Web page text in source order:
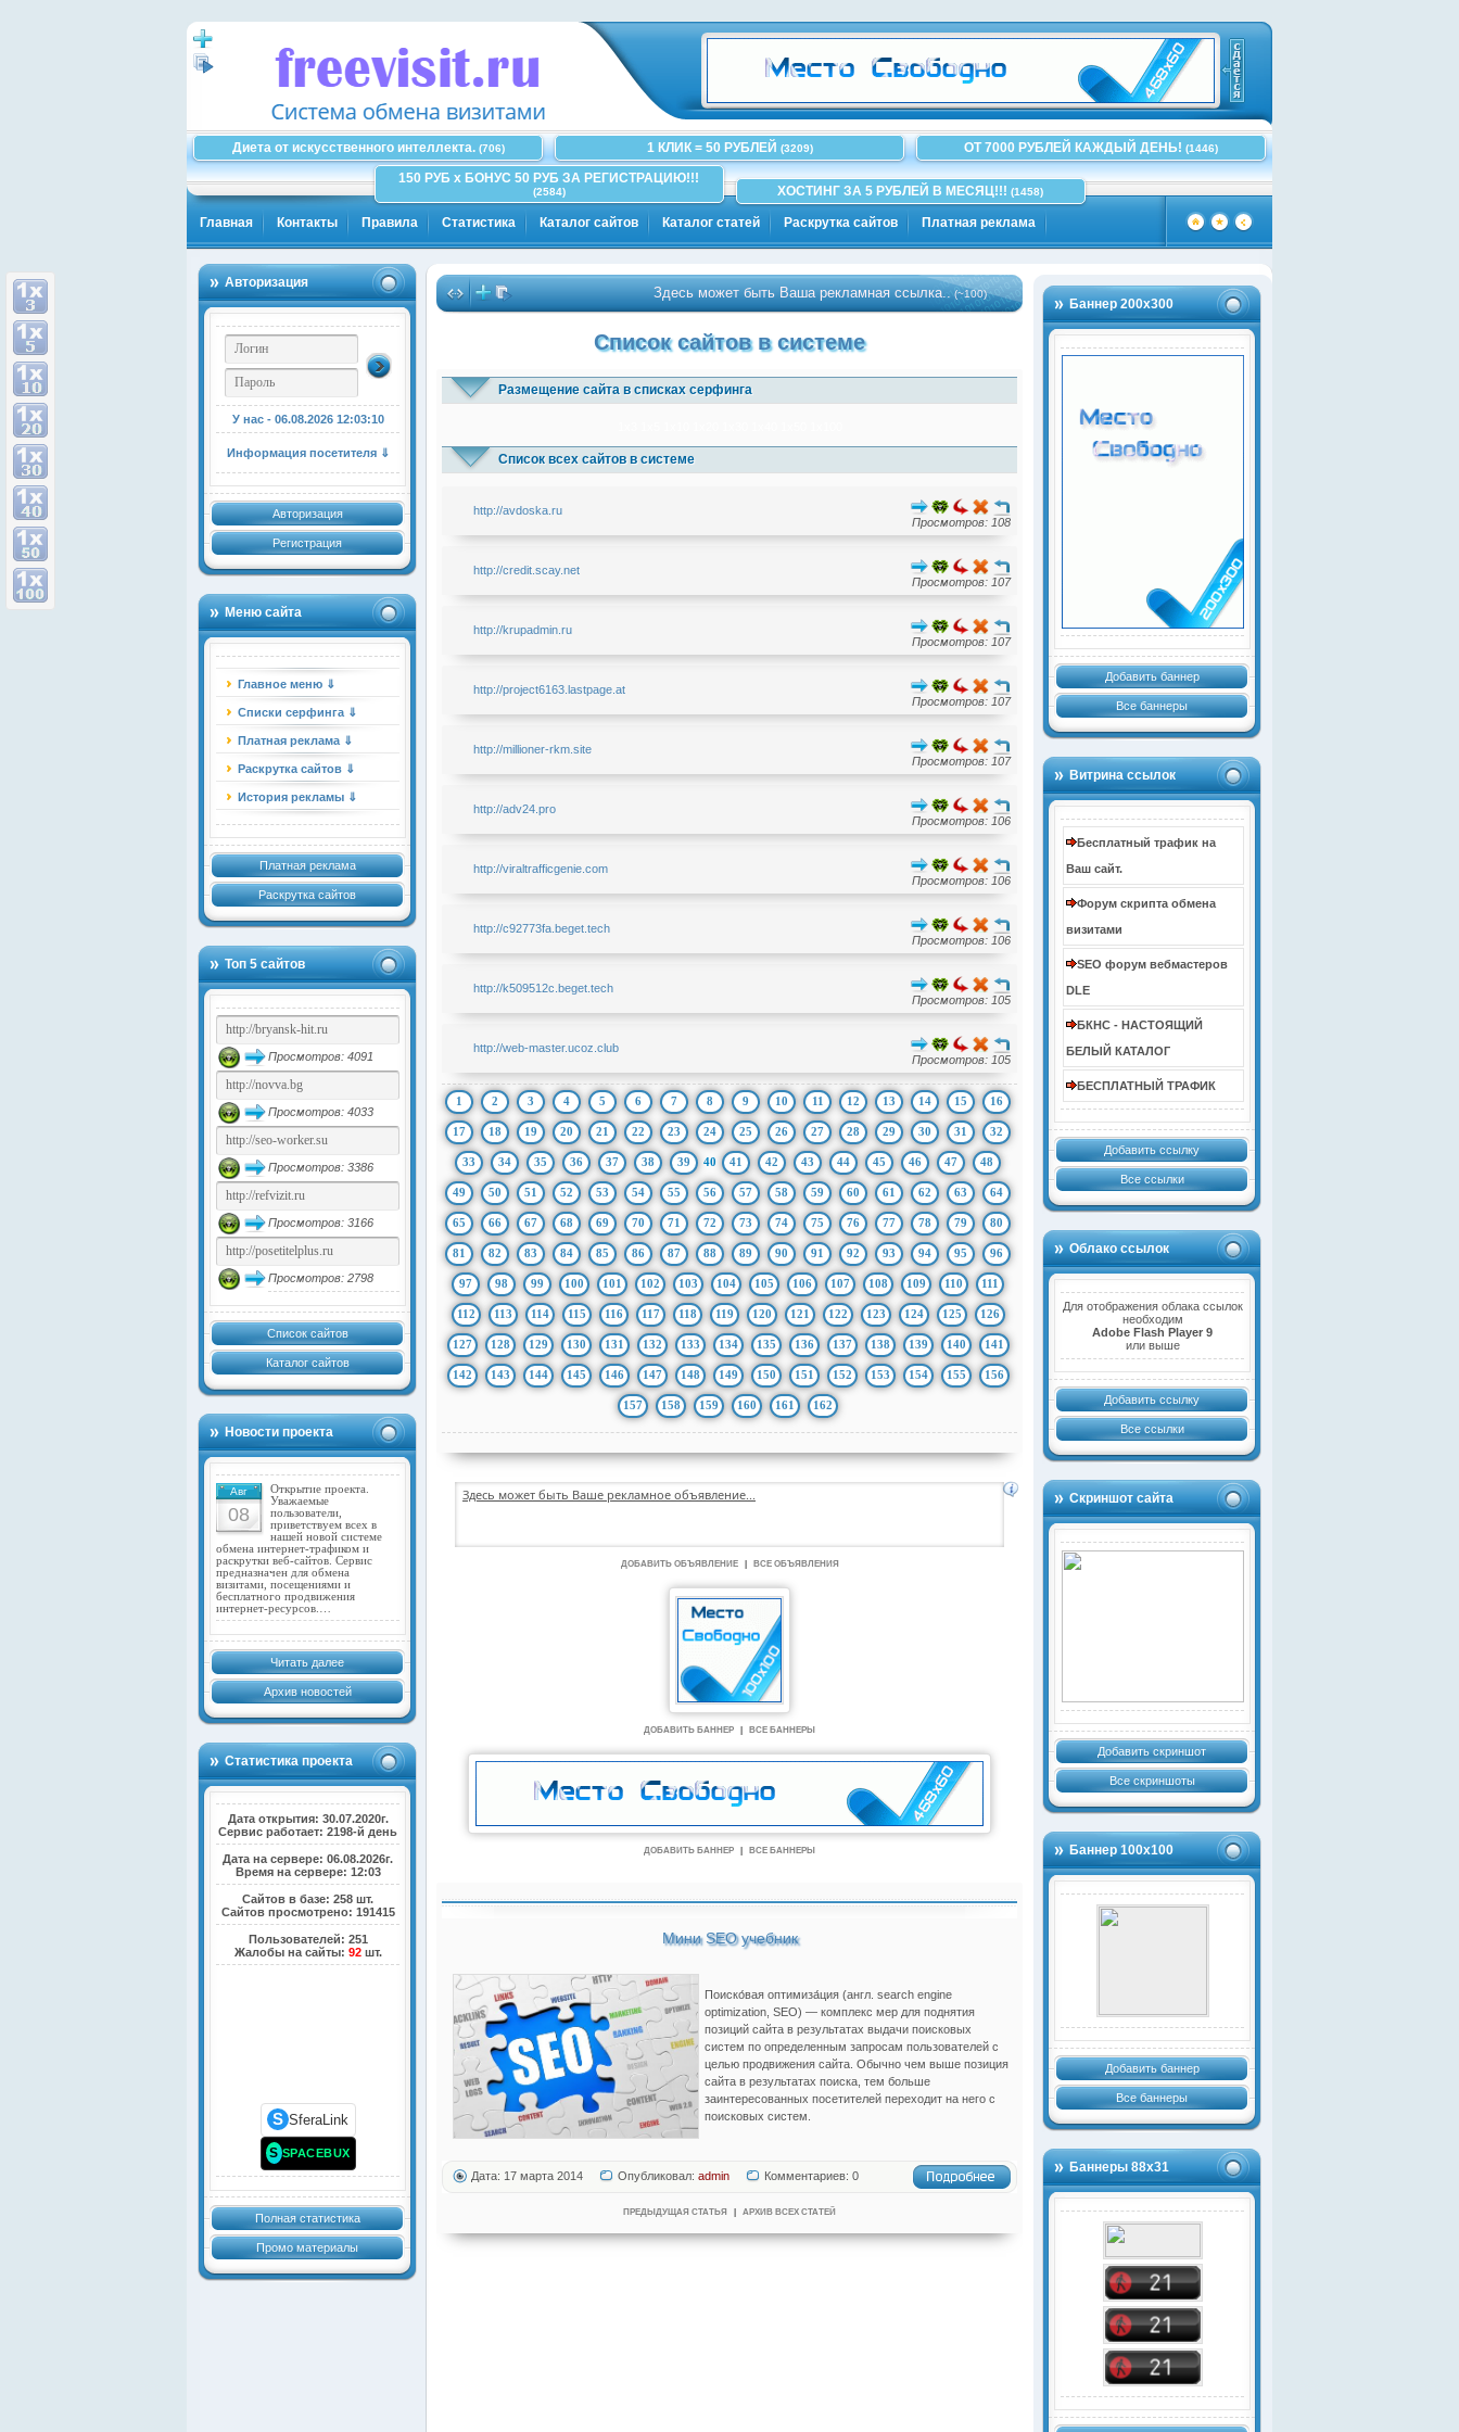
Диета от искусственного интеллекта.(706) 1 КЛИК = 50 РУБЛЕЙ (3209) ОТ 7000 РУБЛЕЙ КАЖДЫЙ ДЕНЬ! (1446)
150 РУБ x БОНУС 50 РУБ ЗА РЕГИСТРАЦИЮ!!!
(2584) ХОСТИНГ ЗА 5 РУБЛЕЙ В МЕСЯЦ!!! (1458)
Главная Контакты Правила Статистика Каталог сайтов Каталог статей Раскрутка сайтов Платная реклама
Авторизация
У нас - 06.08.202612:03:11
Информация посетителя ⇓
Авторизация
Регистрация
Меню сайта
Главное меню ⇓
Списки серфинга ⇓
Платная реклама ⇓
Раскрутка сайтов ⇓
История рекламы ⇓
Платная реклама
Раскрутка сайтов
Топ 5 сайтов
Просмотров: 4091
Просмотров: 4033
Просмотров: 3386
Просмотров: 3166
Просмотров: 2798
Список сайтов
Каталог сайтов
Новости проекта
Авг
08
Открытие проекта.
Уважаемые
пользователи,
приветствуем всех в
нашей новой системе
обмена интернет-трафиком и
раскрутки веб-сайтов. Сервис
предназначен для обмена
визитами, посещениями и
бесплатного продвижения
интернет-ресурсов.…
Читать далее
Архив новостей
Статистика проекта
Дата открытия: 30.07.2020г.
Сервис работает: 2198-й день
Дата на сервере: 06.08.2026г.
Время на сервере: 12:03
Сайтов в базе: 258 шт.
Сайтов просмотрено: 191415
Пользователей: 251
Жалобы на сайты: 92шт.
S SferaLink
S SPACEBUX
Полная статистика
Промо материалы
Баннер 200х300
Добавить баннер
Все баннеры
Витрина ссылок
Бесплатный трафик на
Ваш сайт.
Форум скрипта обмена
визитами
SEO форум вебмастеров
DLE
БКНС - НАСТОЯЩИЙ
БЕЛЫЙ КАТАЛОГ
БЕСПЛАТНЫЙ ТРАФИК
Добавить ссылку
Все ссылки
Облако ссылок
Для отображения облака ссылок
необходим
Adobe Flash Player 9
или выше
Добавить ссылку
Все ссылки
Скриншот сайта
Добавить скриншот
Все скриншоты
Баннер 100х100
Добавить баннер
Все баннеры
Баннеры 88х31
Здесь может быть Ваша рекламная ссылка..(~100)
Список сайтов в системе
Размещение сайта в списках серфинга
Список всех сайтов в системе
http://avdoska.ru
Просмотров: 108
http://credit.scay.net
Просмотров: 107
http://krupadmin.ru
Просмотров: 107
http://project6163.lastpage.at
Просмотров: 107
http://millioner-rkm.site
Просмотров: 107
http://adv24.pro
Просмотров: 106
http://viraltrafficgenie.com
Просмотров: 106
http://c92773fa.beget.tech
Просмотров: 106
http://k509512c.beget.tech
Просмотров: 105
http://web-master.ucoz.club
Просмотров: 105
1 2 3 4 5 6 7 8 9 10 11 12 13 14 15 16
17 18 19 20 21 22 23 24 25 26 27 28 29 30 31 32
33 34 35 36 37 38 39 40 41 42 43 44 45 46 47 48
49 50 51 52 53 54 55 56 57 58 59 60 61 62 63 64
65 66 67 68 69 70 71 72 73 74 75 76 77 78 79 80
81 82 83 84 85 86 87 88 89 90 91 92 93 94 95 96
97 98 99 100 101 102 103 104 105 106 107 108 109 110 111
112 113 114 115 116 117 118 119 120 121 122 123 124 125 126
127 128 129 130 131 132 133 134 135 136 137 138 139 140 141
142 143 144 145 146 147 148 149 150 151 152 153 154 155 156
157 158 159 160 161 162
Здесь может быть Ваше рекламное объявление...
ДОБАВИТЬ ОБЪЯВЛЕНИЕ ВСЕ ОБЪЯВЛЕНИЯ
ДОБАВИТЬ БАННЕР ВСЕ БАННЕРЫ
ДОБАВИТЬ БАННЕР ВСЕ БАННЕРЫ
Мини SEO учебник
Поиско́вая оптимиза́ция (англ. search engine
optimization, SEO) — комплекс мер для поднятия
позиций сайта в результатах выдачи поисковых
систем по определенным запросам пользователей с
целью продвижения сайта. Обычно чем выше позиция
сайта в результатах поиска, тем больше
заинтересованных посетителей переходит на него с
поисковых систем.
Дата: 17 марта 2014 Опубликовал: admin Комментариев: 0
ПРЕДЫДУЩАЯ СТАТЬЯ АРХИВ ВСЕХ СТАТЕЙ